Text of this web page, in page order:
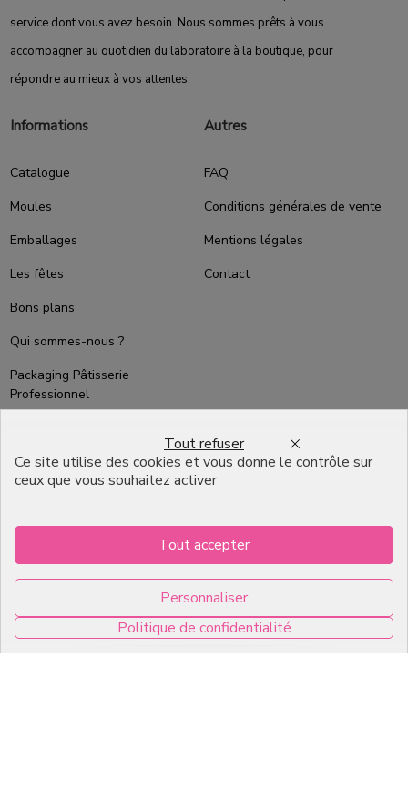
service dont vous avez besoin. Nous sommes prêts à vous
accompagner au quotidien du laboratoire à la boutique, pour
répondre au mieux à vos attentes.
Informations
Catalogue
Moules
Emballages
Les fêtes
Bons plans
Qui sommes-nous ?
Packaging Pâtisserie
Professionnel
English
Autres
FAQ
Conditions générales de vente
Mentions légales
Contact
Infos pratiques
7, RUE DU 19 MARS 1962
ZI DE DIJON
Ce site utilise des cookies et vous donne le contrôle sur
ceux que vous souhaitez activer
Tout accepter
Tout refuser
Personnaliser
Politique de confidentialité